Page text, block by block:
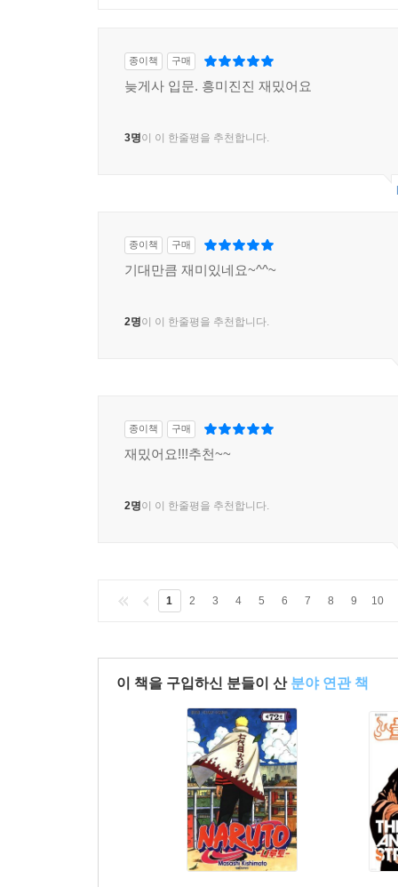
종이책 구매
늦게사 입문. 흥미진진 재밌어요
3명이 이 한줄평을 추천합니다.
종이책 구매
기대만큼 재미있네요~^^~
2명이 이 한줄평을 추천합니다.
종이책 구매
재밌어요!!!추천~~
2명이 이 한줄평을 추천합니다.
1 2 3 4 5 6 7 8 9 10
이 책을 구입하신 분들이 산 분야 연관 책